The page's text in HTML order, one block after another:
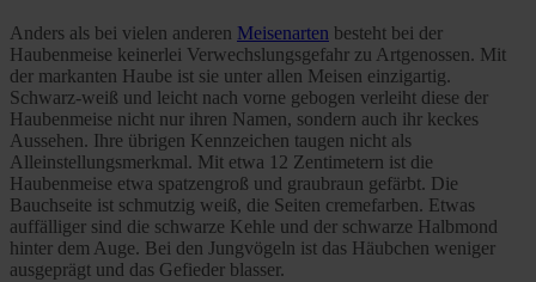
Anders als bei vielen anderen Meisenarten besteht bei der
Haubenmeise keinerlei Verwechslungsgefahr zu Artgenossen. Mit
der markanten Haube ist sie unter allen Meisen einzigartig.
Schwarz-weiß und leicht nach vorne gebogen verleiht diese der
Haubenmeise nicht nur ihren Namen, sondern auch ihr keckes
Aussehen. Ihre übrigen Kennzeichen taugen nicht als
Alleinstellungsmerkmal. Mit etwa 12 Zentimetern ist die
Haubenmeise etwa spatzengroß und graubraun gefärbt. Die
Bauchseite ist schmutzig weiß, die Seiten cremefarben. Etwas
auffälliger sind die schwarze Kehle und der schwarze Halbmond
hinter dem Auge. Bei den Jungvögeln ist das Häubchen weniger
ausgeprägt und das Gefieder blasser.